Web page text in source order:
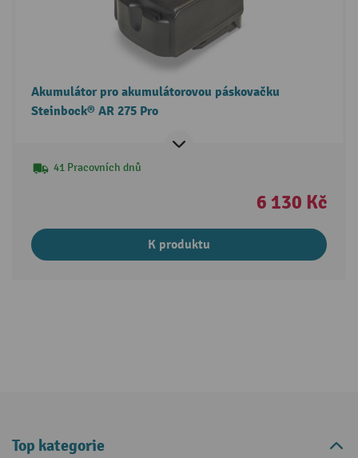
Akumulátor pro akumulátorovou páskovačku
Steinbock® AR 275 Pro
41 Pracovních dnů
6 130 Kč
K produktu
Top kategorie